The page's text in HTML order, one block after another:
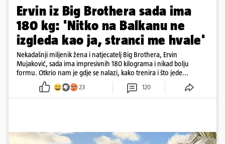
Ervin iz Big Brothera sada ima
180 kg: 'Nitko na Balkanu ne
izgleda kao ja, stranci me hvale'
Nekadašnji miljenik žena i natjecatelj Big Brothera, Ervin
Mujaković, sada ima impresivnih 180 kilograma i nikad bolju
formu. Otkrio nam je gdje se nalazi, kako trenira i što jede...
23 120